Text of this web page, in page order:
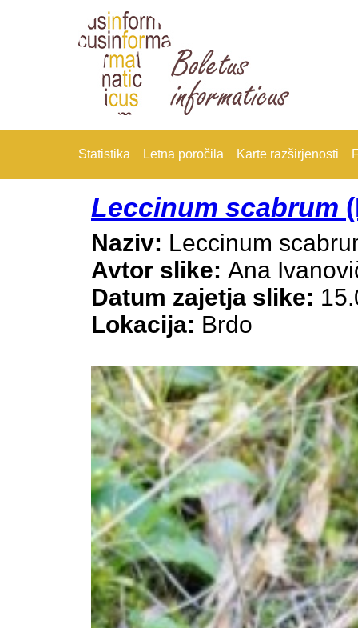
Statistika Letna poročila Karte razširjenosti
Leccinum scabrum
Naziv: Leccinum
Avtor slike: Ana
Datum zajetja slike:
Lokacija: Brdo